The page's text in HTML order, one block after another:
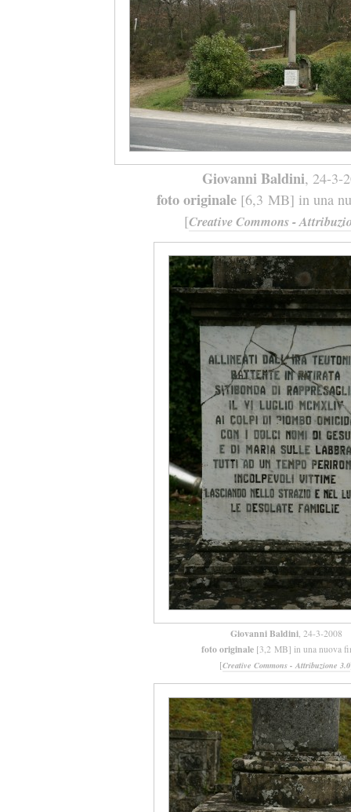
Giovanni Baldini, 24-3-
foto originale[6,3 MB] in una
[Creative Commons -
Giovanni Baldini, 24-3-2008
foto originale [3,2 MB] in una nuova
[Creative Commons - Attribuzione 3.0